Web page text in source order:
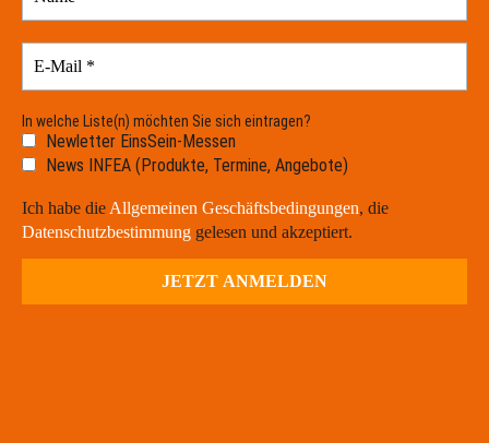
In welche Liste(n) möchten Sie sich eintragen?
Newletter EinsSein-Messen
News INFEA (Produkte, Termine, Angebote)
Ich habe die Allgemeinen Geschäftsbedingungen, die
Datenschutzbestimmung gelesen und akzeptiert.